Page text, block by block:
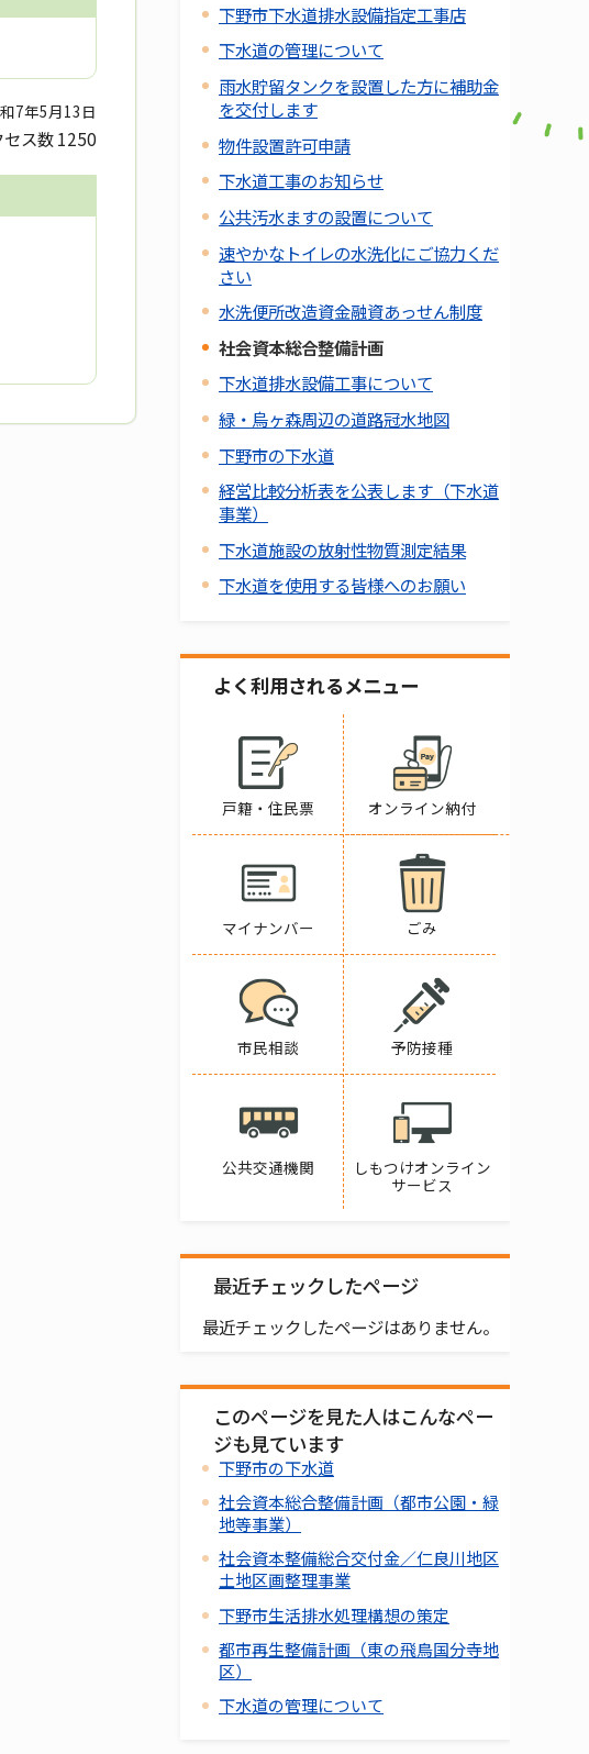
7年5月13日
セス数1250
下野市下水道排水設備指定工事店
下水道の管理について
雨水貯留タンクを設置した方に補助金
を交付します
物件設置許可申請
下水道工事のお知らせ
公共汚水ますの設置について
速やかなトイレの水洗化にご協力くだ
さい
水洗便所改造資金融資あっせん制度
社会資本総合整備計画
下水道排水設備工事について
緑・烏ヶ森周辺の道路冠水地図
下野市の下水道
経営比較分析表を公表します（下水道
事業）
下水道施設の放射性物質測定結果
下水道を使用する皆様へのお願い
よく利用されるメニュー
戸籍・住民票 オンライン納付
マイナンバー ごみ
市民相談 予防接種
公共交通機関
しもつけオンライン
サービス
最近チェックしたページ
最近チェックしたページはありません。
このページを見た人はこんなペー
ジも見ています
下野市の下水道
社会資本総合整備計画（都市公園・緑
地等事業）
社会資本整備総合交付金／仁良川地区
土地区画整理事業
下野市生活排水処理構想の策定
都市再生整備計画（東の飛鳥国分寺地
区）
下水道の管理について